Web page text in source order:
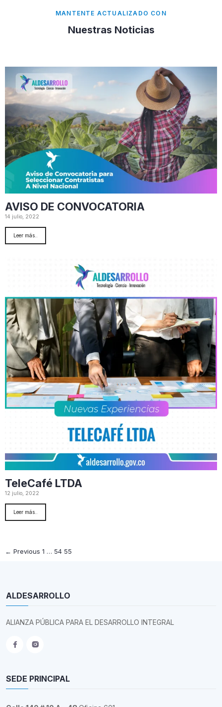
MANTENTE ACTUALIZADO CON
Nuestras Noticias
AVISO DE CONVOCATORIA
14 julio, 2022
Leer más..
TeleCafé LTDA
12 julio, 2022
Leer más..
← Previous 1 … 54 55
ALDESARROLLO
ALIANZA PÚBLICA PARA EL DESARROLLO INTEGRAL
SEDE PRINCIPAL